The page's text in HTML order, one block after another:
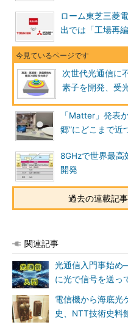
ローム東芝三菱
出では「工場再
次世代光通信に
素子を開発、受
「Matter」発表
郷”にどこまで近
8GHzで世界最高
開発
過去の連載記
関連記事
光通信入門事始
に光で信号を送っ
電信機から海底光
史、NTT技術史料